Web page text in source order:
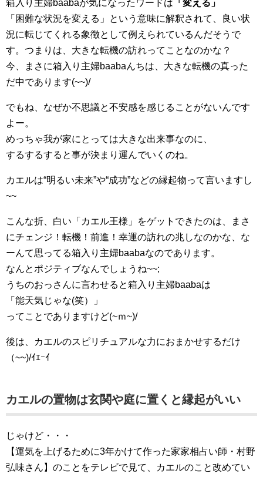
箱入り主婦baabaが気になったワードは 「変える」
「困難な状況を変える」という意味に解釈されて、良い状
況に転じてくれる象徴として例えられているんだそうで
す。つまりは、大きな転機の訪れってことなのかな？
今、まさに箱入り主婦baabaんちは、大きな転機の真った
だ中であります(~~)/
でもね、なぜか不思議と不安感を感じることがないんです
よー。
めっちゃ我が家にとっては大きな出来事なのに、
するするすると事が決まり運んでいくのね。
カエルは“明るい未来”や“成功”などの縁起物って言いますし
~~
こんな折、白い「カエル王様」をゲットできたのは、まさ
にチェンジ！転機！前進！幸運の訪れの兆しなのかな、な
ーんて思ってる箱入り主婦baabaなのであります。
なんとポジティブなんでしょうね~~;
うちのおっさんに言わせると箱入り主婦baabaは
「能天気じゃな(笑）」
ってことでありますけど(~ｍ~)/
後は、カエルのスピリチュアルな力におまかせするだけ
（~~)/ｲｴｰｲ
カエルの置物は玄関や庭に置くと縁起がいい
じゃけど・・・
【運気を上げるために3年かけて作った家家相占い師・村野
弘味さん】のことをテレビで見て、カエルのこと改めてい